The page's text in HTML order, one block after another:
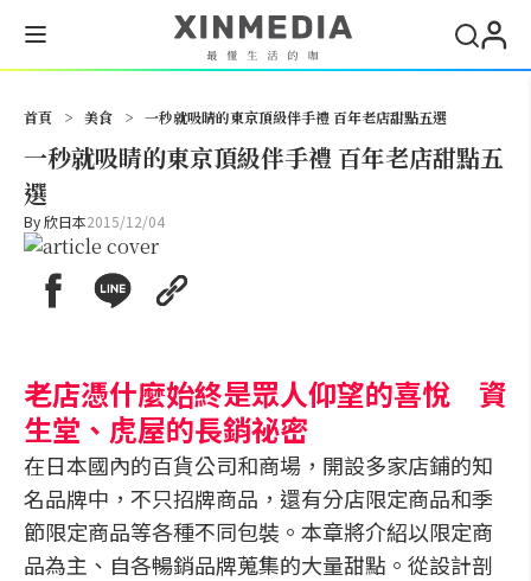
首頁 > 美食 > 一秒就吸睛的東京頂級伴手禮 百年老店甜點五選
一秒就吸睛的東京頂級伴手禮 百年老店甜點五
選
By欣日本2015/12/04
老店憑什麼始終是眾人仰望的喜悅 資
生堂、虎屋的長銷祕密
在日本國內的百貨公司和商場，開設多家店鋪的知
名品牌中，不只招牌商品，還有分店限定商品和季
節限定商品等各種不同包裝。本章將介紹以限定商
品為主、自各暢銷品牌蒐集的大量甜點。從設計剖